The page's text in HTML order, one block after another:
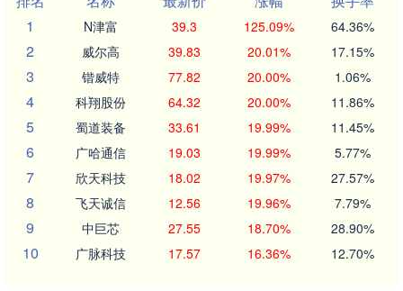
1
N津富 39.3 125.09% 64.36%
2 威尔高 39.83 20.01% 17.15%
3 锴威特 77.82 20.00% 1.06%
4 科翔股份 64.32 20.00% 11.86%
5 蜀道装备 33.61 19.99% 11.45%
6 广哈通信 19.03 19.99% 5.77%
7 欣天科技 18.02 19.97% 27.57%
8 飞天诚信 12.56 19.96% 7.79%
9 中巨芯 27.55 18.70% 28.90%
10 广脉科技 17.57 16.36% 12.70%